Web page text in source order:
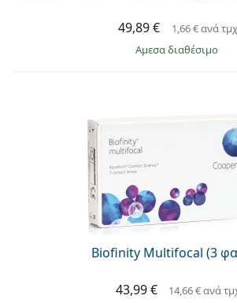
49,89 € 1,66 €ανά τμχ
άμεσα διαθέσιμο
Biofinity Multifocal (3
43,99 € 14,66 €ανά